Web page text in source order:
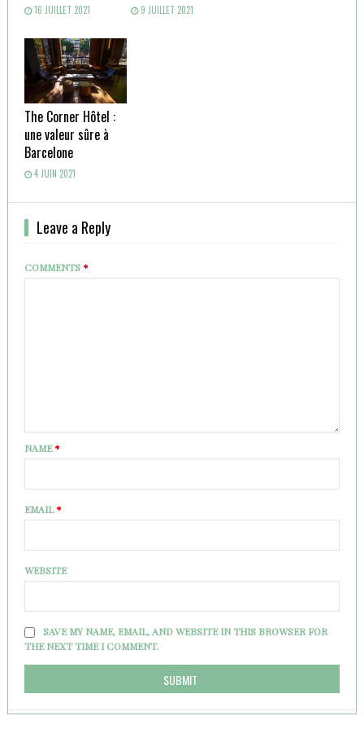
16 JUILLET 2021 9 JUILLET 2021
The Corner Hôtel :
une valeur sûre à
Barcelone
4 JUIN 2021
Leave a Reply
COMMENTS*
NAME*
EMAIL*
WEBSITE
SAVE MY NAME, EMAIL, AND WEBSITE IN THIS BROWSER FOR
THE NEXT TIME I COMMENT.